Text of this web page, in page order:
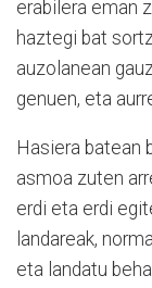
erabilera eman
haztegi bat
auzolanean
genuen, eta
Hasiera batean
asmoa zuten
erdi eta erdi
landareak,
eta landatu